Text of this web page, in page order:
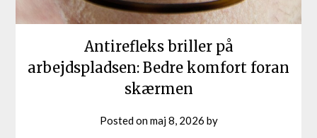
Antirefleks briller på
arbejdspladsen: Bedre komfort foran
skærmen
Posted onmaj 8, 2026 by